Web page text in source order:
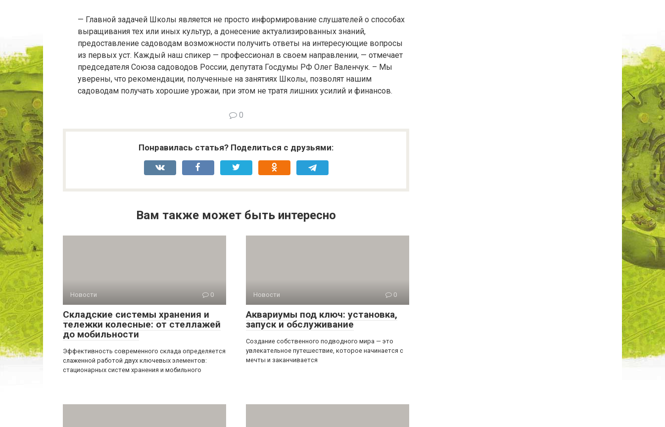
— Главной задачей Школы является не просто информирование слушателей о способах
выращивания тех или иных культур, а донесение актуализированных знаний,
предоставление садоводам возможности получить ответы на интересующие вопросы
из первых уст. Каждый наш спикер — профессионал в своем направлении, — отмечает
председателя Союза садоводов России, депутата Госдумы РФ Олег Валенчук. – Мы
уверены, что рекомендации, полученные на занятиях Школы, позволят нашим
садоводам получать хорошие урожаи, при этом не тратя лишних усилий и финансов.
0
Понравилась статья? Поделиться с друзьями:
Вам также может быть интересно
Новости 0
Складские системы хранения и
тележки колесные: от стеллажей
до мобильности
Эффективность современного склада определяется
слаженной работой двух ключевых элементов:
стационарных систем хранения и мобильного
Новости 0
Аквариумы под ключ: установка,
запуск и обслуживание
Создание собственного подводного мира — это
увлекательное путешествие, которое начинается с
мечты и заканчивается